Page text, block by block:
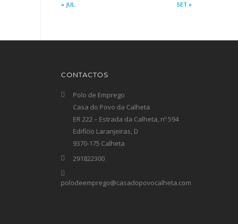
« JUL SET »
CONTACTOS
Polo de Emprego
Casa do Povo da Calheta
ER 222 – Estrada da Calheta, nº 594
Edifício Laranjeiras, D
9370-175 Calheta
291822300
polodeemprego@casadopovocalheta.com